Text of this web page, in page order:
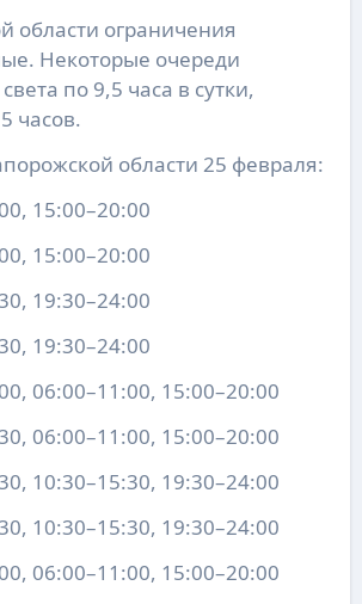
области ограничения
Некоторые очереди
по 9,5 часа в сутки,
часов.
области 25 февраля:
15:00–20:00
15:00–20:00
19:30–24:00
19:30–24:00
06:00–11:00, 15:00–20:00
06:00–11:00, 15:00–20:00
10:30–15:30, 19:30–24:00
10:30–15:30, 19:30–24:00
06:00–11:00, 15:00–20:00